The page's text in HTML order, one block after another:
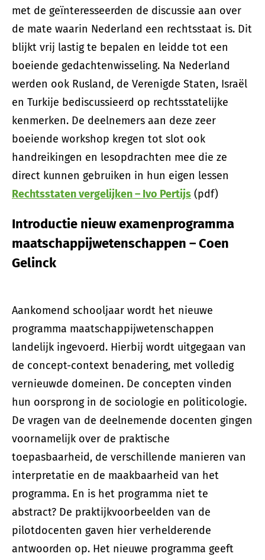
met de geïnteresseerden de discussie aan over
de mate waarin Nederland een rechtsstaat is. Dit
blijkt vrij lastig te bepalen en leidde tot een
boeiende gedachtenwisseling. Na Nederland
werden ook Rusland, de Verenigde Staten, Israël
en Turkije bediscussieerd op rechtsstatelijke
kenmerken. De deelnemers aan deze zeer
boeiende workshop kregen tot slot ook
handreikingen en lesopdrachten mee die ze
direct kunnen gebruiken in hun eigen lessen
Rechtsstaten vergelijken – Ivo Pertijs (pdf)
Introductie nieuw examenprogramma
maatschappijwetenschappen – Coen
Gelinck
Aankomend schooljaar wordt het nieuwe
programma maatschappijwetenschappen
landelijk ingevoerd. Hierbij wordt uitgegaan van
de concept-context benadering, met volledig
vernieuwde domeinen. De concepten vinden
hun oorsprong in de sociologie en politicologie.
De vragen van de deelnemende docenten gingen
voornamelijk over de praktische
toepasbaarheid, de verschillende manieren van
interpretatie en de maakbaarheid van het
programma. En is het programma niet te
abstract? De praktijkvoorbeelden van de
pilotdocenten gaven hier verhelderende
antwoorden op. Het nieuwe programma geeft